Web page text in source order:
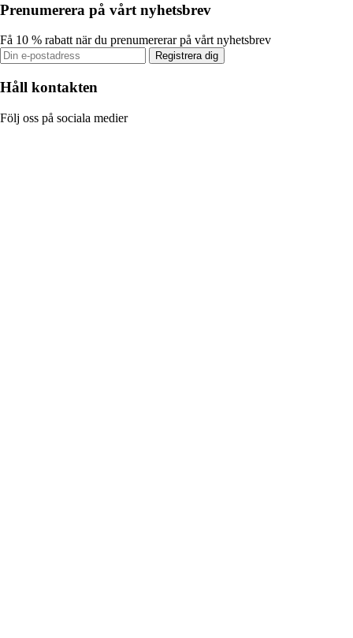
Prenumerera på vårt nyhetsbrev
Få 10 % rabatt när du prenumererar på vårt nyhetsbrev
Registrera dig
Håll kontakten
Följ oss på sociala medier